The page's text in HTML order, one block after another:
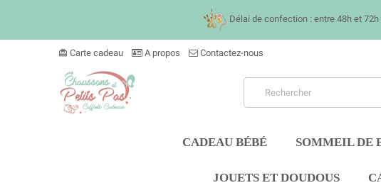
Délai de confection : entre 48h et 72h
card_giftcard Carte cadeau A propos Contactez-nous
CADEAU BÉBÉ SOMMEIL DE
JOUETS ET DOUDOUS